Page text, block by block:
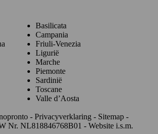
Basilicata
Campania
Friuli-Venezia
Ligurië
Marche
Piemonte
Sardinië
Toscane
Valle d’Aosta
- Privacyverklaring - Sitemap -
Nr. NL818846768B01 - Website i.s.m.